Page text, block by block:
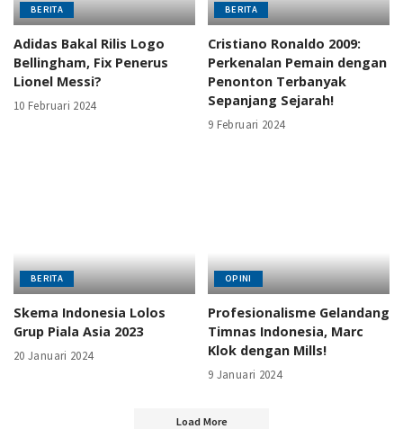
BERITA
Adidas Bakal Rilis Logo
Bellingham, Fix Penerus
Lionel Messi?
10 Februari 2024
BERITA
Cristiano Ronaldo 2009:
Perkenalan Pemain dengan
Penonton Terbanyak
Sepanjang Sejarah!
9 Februari 2024
BERITA
Skema Indonesia Lolos
Grup Piala Asia 2023
20 Januari 2024
OPINI
Profesionalisme Gelandang
Timnas Indonesia, Marc
Klok dengan Mills!
9 Januari 2024
Load More